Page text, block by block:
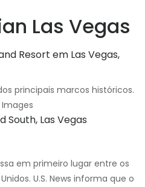
Las Vegas
principais marcos históricos.
South, Las Vegas
em primeiro lugar entre os
U.S. News informa que o